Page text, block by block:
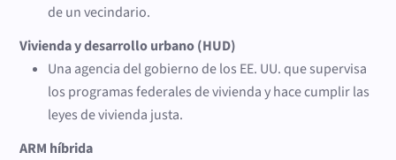
de un vecindario.
Vivienda y desarrollo urbano (HUD)
Una agencia del gobierno de los EE. UU. que supervisa
los programas federales de vivienda y hace cumplir las
leyes de vivienda justa.
ARM híbrida